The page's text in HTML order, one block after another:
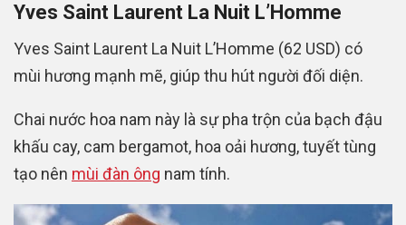
Yves Saint Laurent La Nuit L’Homme
Yves Saint Laurent La Nuit L’Homme (62 USD) có
mùi hương mạnh mẽ, giúp thu hút người đối diện.
Chai nước hoa nam này là sự pha trộn của bạch đậu
khấu cay, cam bergamot, hoa oải hương, tuyết tùng
tạo nên mùi đàn ông nam tính.